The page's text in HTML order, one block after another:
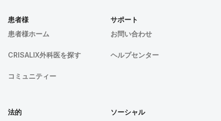
患者様
患者様ホーム
CRISALIX外科医を探す
コミュニティー
サポート
お問い合わせ
ヘルプセンター
法的
ソーシャル